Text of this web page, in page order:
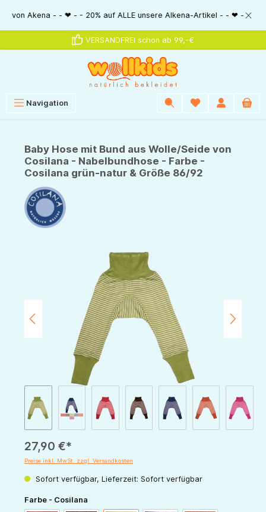
springen- - ❤ - - 20% auf ALLE unsere Alkena-Artikel - - ❤ - - 20%
VERSANDFREI schon ab 99,-€
Navigation
Baby Hose mit Bund aus Wolle/Seide von
Cosilana - Nabelbundhose - Farbe -
Cosilana grün-natur & Größe 86/92
Bildergalerie überspringen
27,90 €*
Preise inkl. MwSt. zzgl. Versandkosten
Sofort verfügbar, Lieferzeit: Sofort verfügbar
Farbe - Cosilana